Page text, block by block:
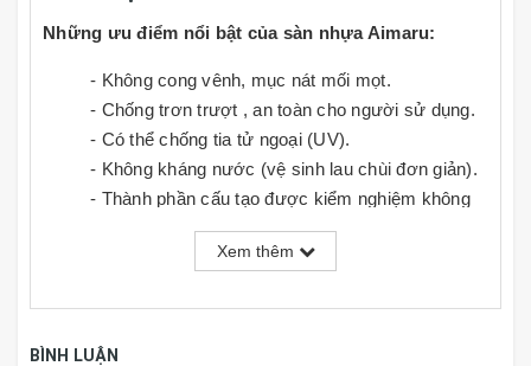
Những ưu điểm nổi bật của sàn nhựa Aimaru:
- Không cong vênh, mục nát mối mọt.
- Chống trơn trượt , an toàn cho người sử dụng.
- Có thể chống tia tử ngoại (UV).
- Không kháng nước (vệ sinh lau chùi đơn giản).
- Thành phần cấu tạo được kiểm nghiệm không
chứa các loại chất độc hại.
- Độ giãn nỡ vì nhiệt rất thấp
Xem thêm
BÌNH LUẬN